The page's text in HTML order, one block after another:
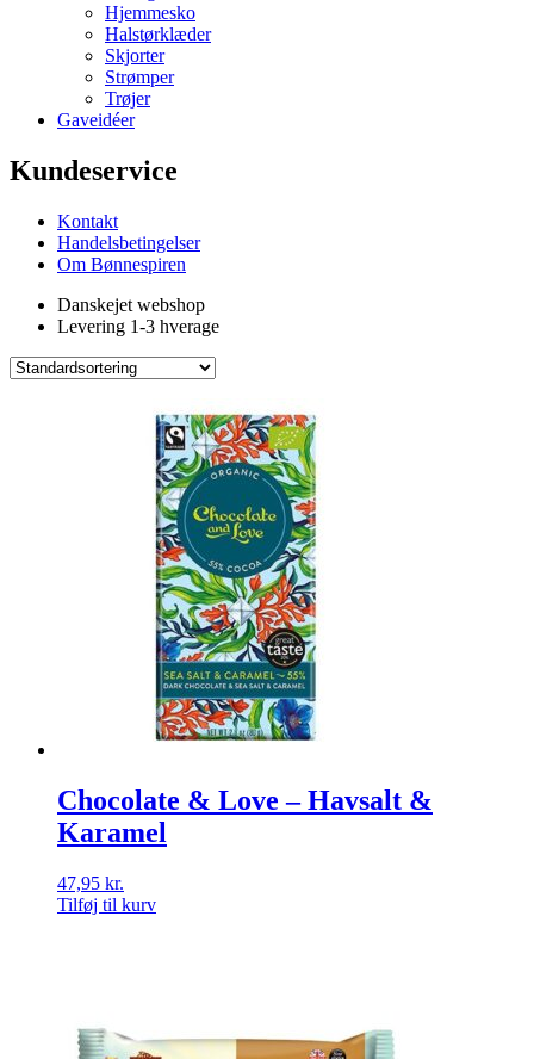
Hjemmesko
Halstørklæder
Skjorter
Strømper
Trøjer
Gaveidéer
Kundeservice
Kontakt
Handelsbetingelser
Om Bønnespiren
Danskejet webshop
Levering 1-3 hverage
Chocolate & Love – Havsalt &
Karamel
47,95 kr.
Tilføj til kurv